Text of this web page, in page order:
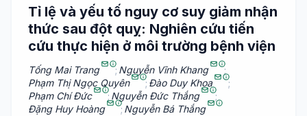
Tỉ lệ và yếu tố nguy cơ suy giảm nhận
thức sau đột quỵ: Nghiên cứu tiến
cứu thực hiện ở môi trường bệnh viện
Tống Mai Trang ; Nguyễn Vĩnh Khang
;
Phạm Thị Ngọc Quyên
; Đào Duy Khoa
;
Phạm Chí Đức
; Nguyễn Đức Thắng
;
Đặng Huy Hoàng
; Nguyễn Bá Thắng